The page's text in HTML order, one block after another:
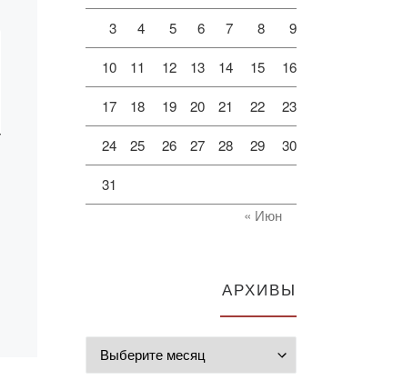
3 4 5 6 7 8 9
10 11 12 13 14 15 16
17 18 19 20 21 22 23
24 25 26 27 28 29 30
31
« Июн
АРХИВЫ